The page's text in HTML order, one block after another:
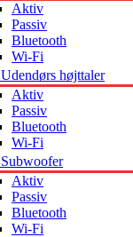
Aktiv
Passiv
Bluetooth
Wi-Fi
Udendørs højttaler
Aktiv
Passiv
Bluetooth
Wi-Fi
Subwoofer
Aktiv
Passiv
Bluetooth
Wi-Fi